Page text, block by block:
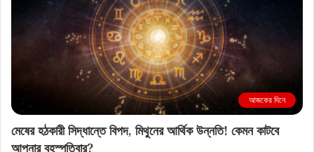
আজকের দিনে
মেষের হঠকারী সিদ্ধান্তে বিপদ, মিথুনের আর্থিক উন্নতি! কেমন কাটবে
আপনার বৃহস্পতিবার?